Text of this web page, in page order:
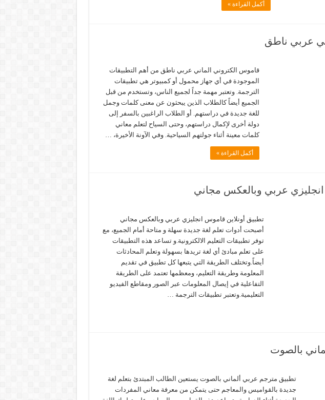
أكمل القراءة »
عربي ناطق
قاموس الكتروني الماني عربي ناطق من أهم التطبيقات
الموجودة في أي جهاز محمول أو كمبيوتر هي تطبيقات
الترجمة. وتعتبر مهمة جداً لجميع الناس، وتستخدم من قبل
الجميع أيضاً كالطلاب الذين يبحثون عن معنى كلمات وجمل
للغة جديدة في دراستهم. أو الطلاب الراغبين بالسفر إلى
دولة أخرى لإكمال دراستهم، وحتى السياح لتعلم معاني
كلمات معينة أثناء جولتهم السياحية. وفي الآونة الأخيرة، …
أكمل القراءة »
عربي وبالعكس مجاني
تطبيق أونلاين قاموس انجليزي عربي وبالعكس مجاني
أصبحت أدوات تعلم لغة جديدة سهلة و متاحة أمام الجميع، مع
توفر تطبيقات التعليم الالكترونية.و تساعد هذه التطبيقات
على تعلم مبادئ أي لغة تريدها بسهولة وتعلم المحادثات
أيضاً.وتختلف الطريقة التي يتبعها كل تطبيق في تقديم
المعلومة وطريقة التعليم، ومعظمها تعتمد على الطريقة
التفاعلية في إيصال المعلومات عبر الصور ومقاطع الفيديو
التعليمية.وتعتبر تطبيقات الترجمة …
بالصوت
تطبيق مترجم عربي ألماني بالصوت يستعين الطالب المبتدئ بتعلم لغة
جديدة بالقواميس والمعاجم حتى يتمكن من معرفة معاني المفردات